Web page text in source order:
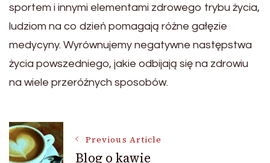
sportem i innymi elementami zdrowego trybu życia,
ludziom na co dzień pomagają różne gałęzie
medycyny. Wyrównujemy negatywne następstwa
życia powszedniego, jakie odbijają się na zdrowiu
na wiele przeróżnych sposobów.
Post
Previous Article
Blog o kawie